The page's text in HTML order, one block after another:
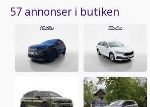
57 annonser i butiken